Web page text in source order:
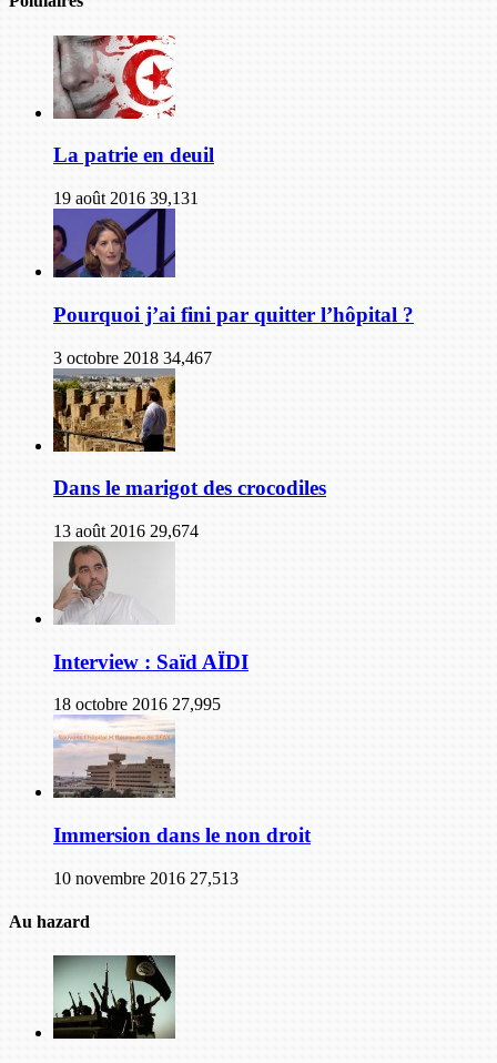
La patrie en deuil
19 août 2016 39,131
Pourquoi j’ai fini par quitter l’hôpital ?
3 octobre 2018 34,467
Dans le marigot des crocodiles
13 août 2016 29,674
Interview : Saïd AÏDI
18 octobre 2016 27,995
Immersion dans le non droit
10 novembre 2016 27,513
Au hazard